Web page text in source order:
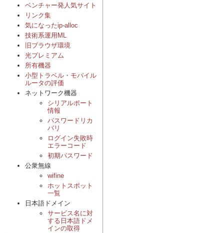
ベンチャー発人気サイト
リンク集
気になったip-alloc
技術系運用ML
旧ブラウザ環境
光プレミアム
所有機器
小型トラベル・モバイル
ルータの評価
ネットワーク機器
シリアルポート
情報
パスワードリカ
バリ
ログイン失敗時
エラーコード
初期パスワード
公衆無線
wifine
ホットスポット
一覧
日本語ドメイン
サービス名に対
する日本語ドメ
インの取得